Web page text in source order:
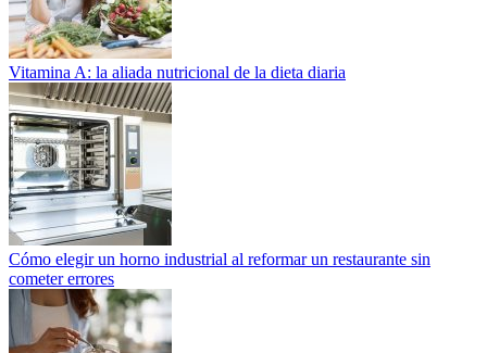
Vitamina A: la aliada nutricional de la dieta diaria
Cómo elegir un horno industrial al reformar un restaurante sin
cometer errores